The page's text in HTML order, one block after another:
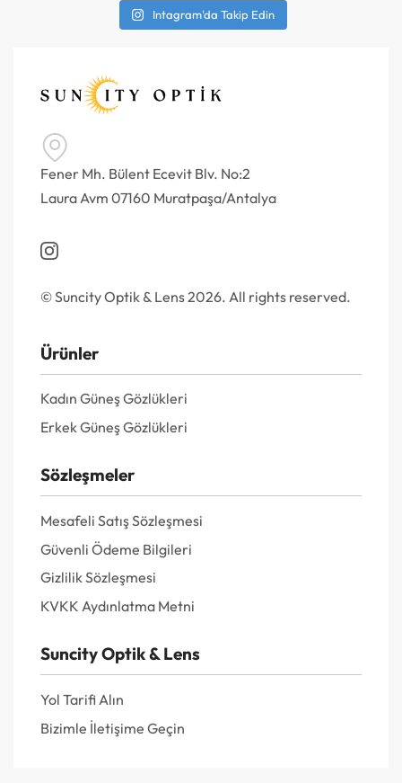
Intagram'da Takip Edin
Fener Mh. Bülent Ecevit Blv. No:2
Laura Avm 07160 Muratpaşa/Antalya
© Suncity Optik & Lens 2026. All rights reserved.
Ürünler
Kadın Güneş Gözlükleri
Erkek Güneş Gözlükleri
Sözleşmeler
Mesafeli Satış Sözleşmesi
Güvenli Ödeme Bilgileri
Gizlilik Sözleşmesi
KVKK Aydınlatma Metni
Suncity Optik & Lens
Yol Tarifi Alın
Bizimle İletişime Geçin